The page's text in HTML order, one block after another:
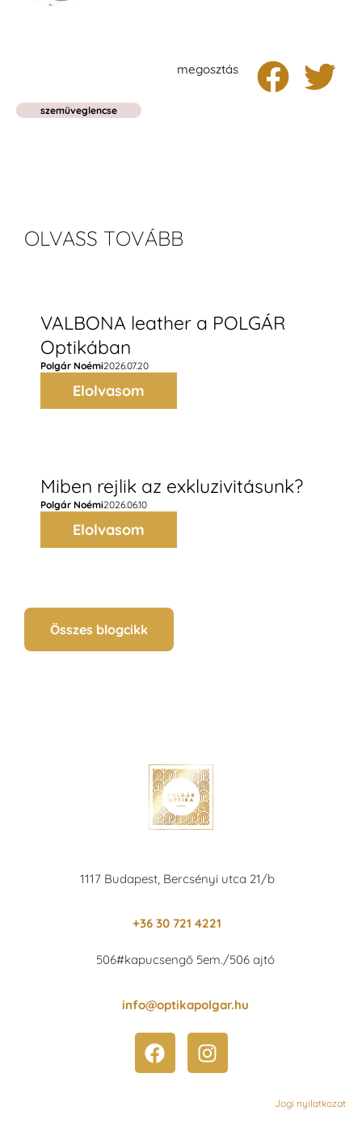
megosztás
szemüveglencse
OLVASS TOVÁBB
VALBONA leather a POLGÁR
Optikában
Polgár Noémi2026.07.20
Elolvasom
Miben rejlik az exkluzivitásunk?
Polgár Noémi2026.06.10
Elolvasom
Összes blogcikk
1117 Budapest, Bercsényi utca 21/b
+36 30 721 4221
506#kapucsengő 5em./506 ajtó
info@optikapolgar.hu
Jogi nyilatkozat